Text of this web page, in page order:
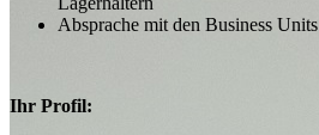
Absprache mit den Business Units
Ihr Profil: